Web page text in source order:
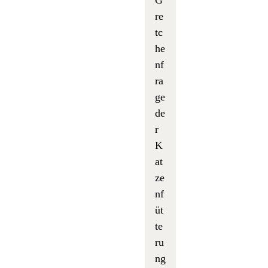
re
tc
he
nf
ra
ge
de
r
K
at
ze
nf
üt
te
ru
ng